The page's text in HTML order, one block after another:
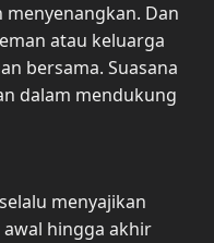
Dan
atau keluarga
bersama. Suasana
dalam mendukung
menyajikan
hingga akhir